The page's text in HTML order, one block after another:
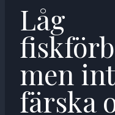
Låg
men
färska